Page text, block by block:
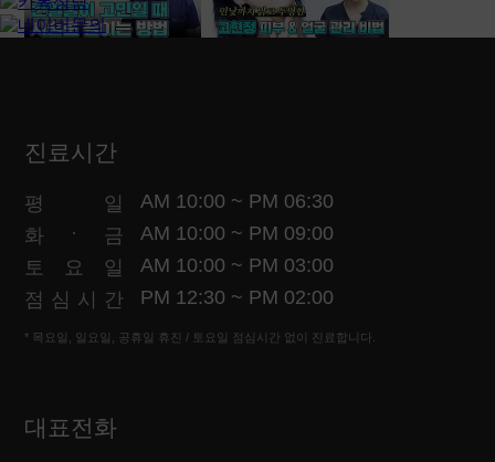
연예인들의 피부가 늙지 않는 솔직한 이유
진료시간
평 일
AM 10:00 ~ PM 06:30
화
· 금
AM 10:00 ~ PM 09:00
토
요 일
AM 10:00 ~ PM 03:00
점 심 시 간 PM 12:30 ~ PM 02:00
* 목요일, 일요일, 공휴일 휴진 / 토요일 점심시간 없이 진료합니다.
대표전화